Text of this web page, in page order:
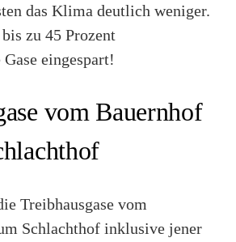
das Klima deutlich weniger.
zu 45 Prozent
eingespart!
vom Bauernhof
Treibhausgase vom
Schlachthof inklusive jener